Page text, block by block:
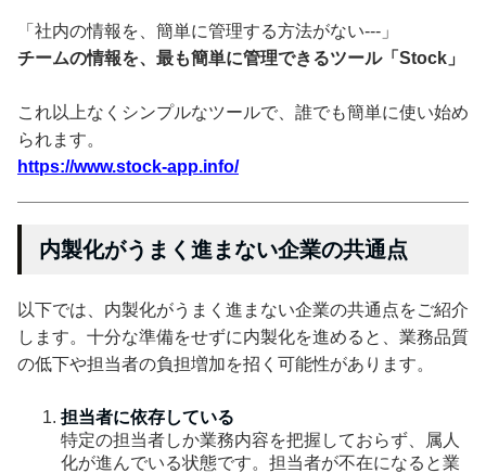
「社内の情報を、簡単に管理する方法がない---」
チームの情報を、最も簡単に管理できるツール「Stock」
これ以上なくシンプルなツールで、誰でも簡単に使い始め
られます。
https://www.stock-app.info/
内製化がうまく進まない企業の共通点
以下では、内製化がうまく進まない企業の共通点をご紹介
します。十分な準備をせずに内製化を進めると、業務品質
の低下や担当者の負担増加を招く可能性があります。
担当者に依存している
特定の担当者しか業務内容を把握しておらず、属人
化が進んでいる状態です。担当者が不在になると業